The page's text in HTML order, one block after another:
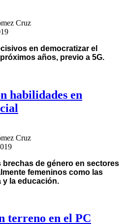
Cruz
en democratizar el
años, previo a 5G.
habilidades en
Cruz
brechas de género en sectores
femeninos como las
y la educación.
terreno en el PC